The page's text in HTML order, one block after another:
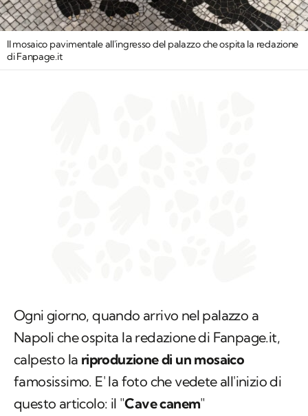
Il mosaico pavimentale all'ingresso del palazzo che ospita la redazione
di Fanpage.it
Ogni giorno, quando arrivo nel palazzo a
Napoli che ospita la redazione di Fanpage.it,
calpesto la riproduzione di un mosaico
famosissimo. E' la foto che vedete all'inizio di
questo articolo: il "Cave canem"